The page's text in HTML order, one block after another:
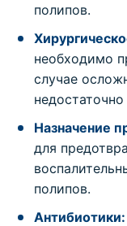
полипов.
необходимо
случае
Назначение
для
полипов.
Антибиотики: